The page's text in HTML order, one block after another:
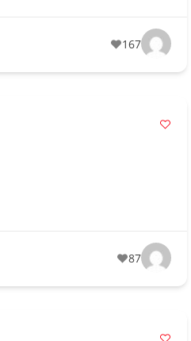
167
87